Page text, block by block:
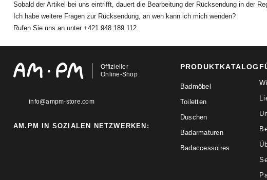
Sobald der Artikel bei uns eintrifft, dauert die Bearbeitung der Rücksendung in der
Ich habe weitere Fragen zur Rücksendung, an wen kann ich mich wenden?
Rufen Sie uns an unter +421 948 189 112.
Offizieller
Online-Shop
info@ampm-store.com
AM.PM IN SOZIALEN NETZWERKEN:
PRODUKTKATALOG
Badmöbel
Toiletten
Duschen
Badarmaturen
Badaccessoires